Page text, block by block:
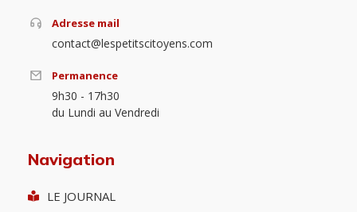
Adresse mail
contact@lespetitscitoyens.com
Permanence
9h30 - 17h30
du Lundi au Vendredi
Navigation
LE JOURNAL